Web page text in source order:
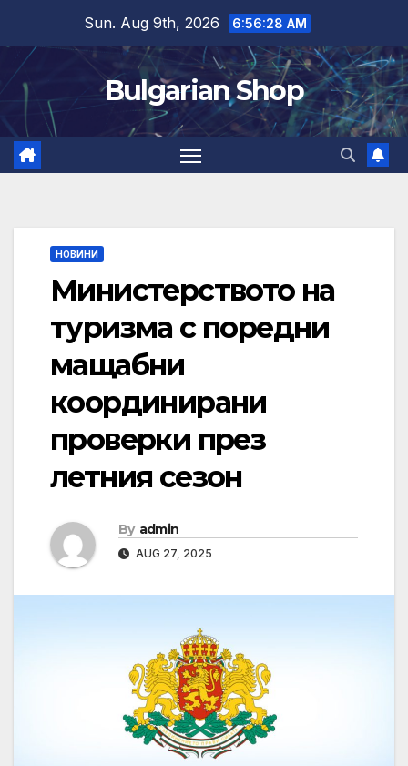
content
Sun. Aug 9th, 2026 6:56:28 AM
Bulgarian Shop
НОВИНИ
Министерството на
туризма с поредни
мащабни
координирани
проверки през
летния сезон
By admin
AUG 27, 2025